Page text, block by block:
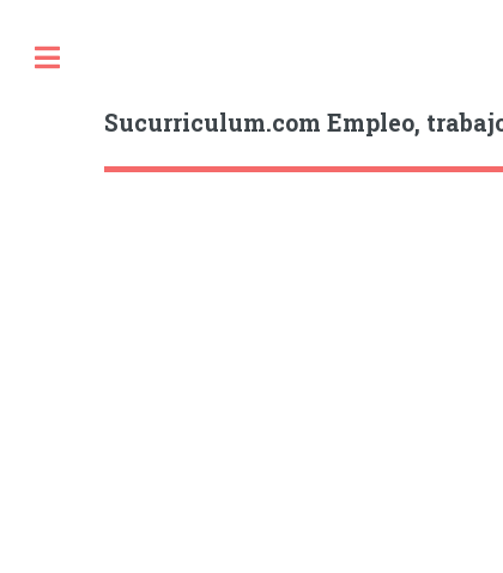
Sucurriculum.com Empleo,